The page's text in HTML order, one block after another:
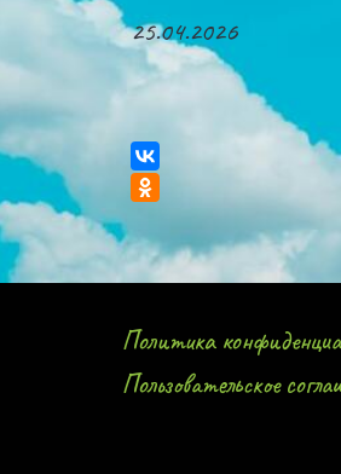
25.04.2026
Политика
Пользовательское